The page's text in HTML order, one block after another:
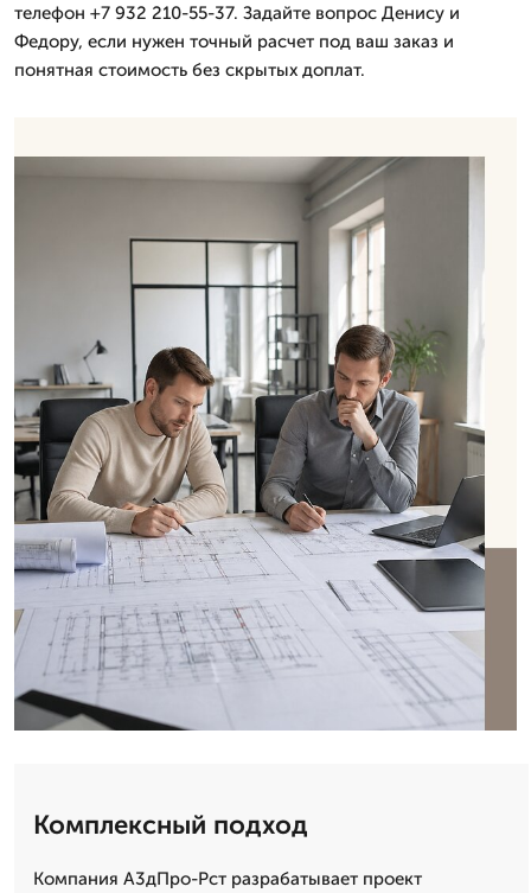
телефон +7 932 210-55-37. Задайте вопрос Денису и
Федору, если нужен точный расчет под ваш заказ и
понятная стоимость без скрытых доплат.
Комплексный подход
Компания А3дПро-Рст разрабатывает проект